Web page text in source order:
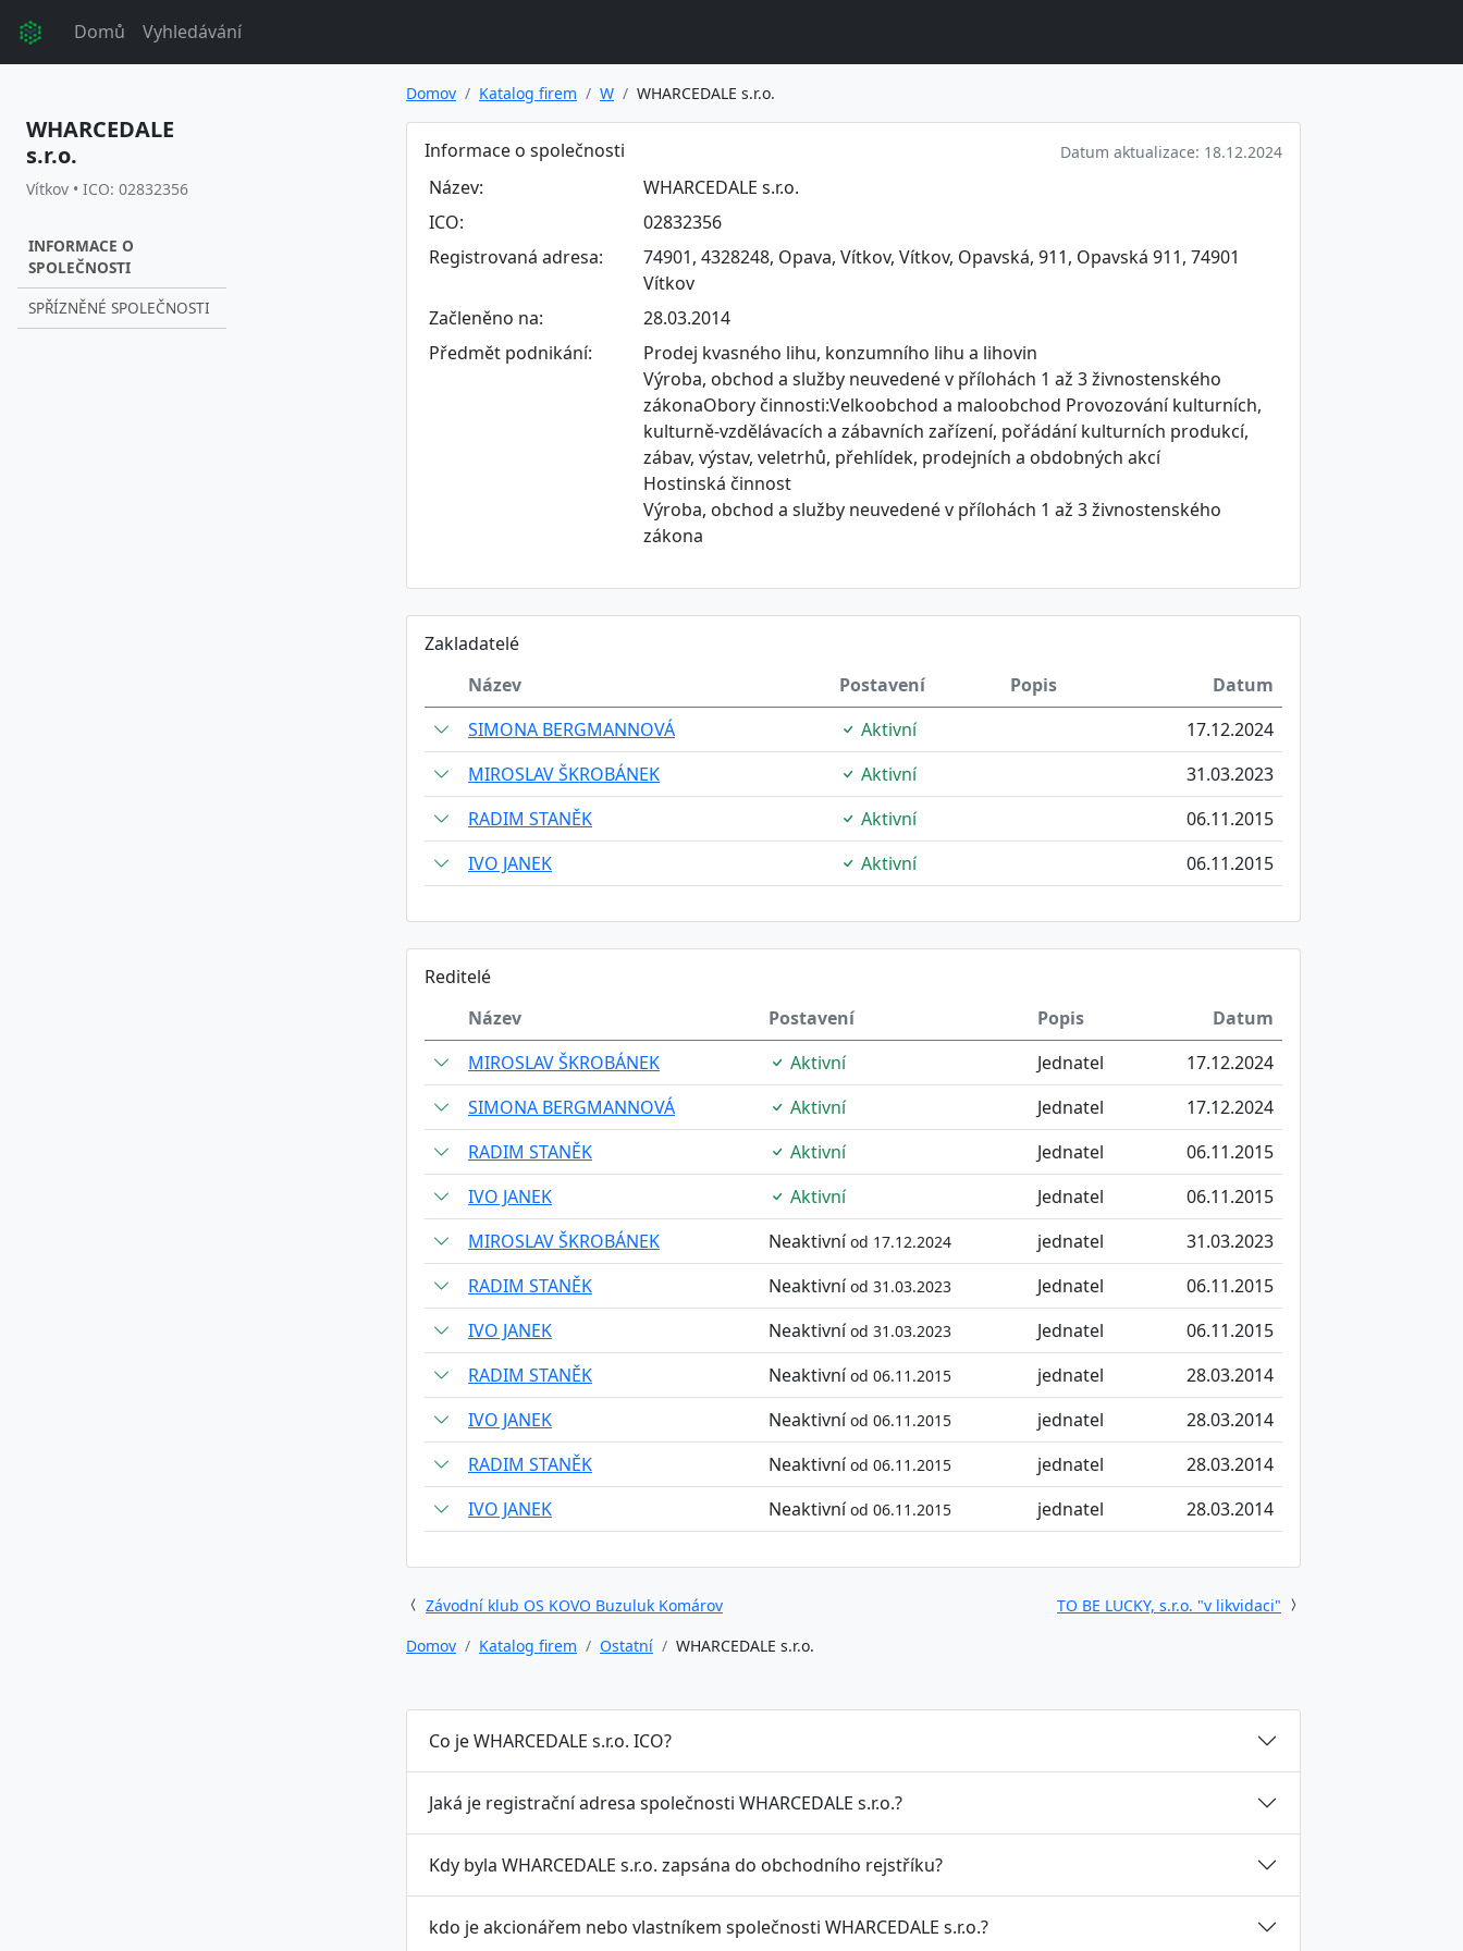
Domů Vyhledávání
WHARCEDALE
s.r.o.
Vítkov • ICO: 02832356
INFORMACE O
SPOLEČNOSTI
SPŘÍZNĚNÉ SPOLEČNOSTI
Domov Katalog firem W WHARCEDALE s.r.o.
Informace o společnosti Datum aktualizace: 18.12.2024
Název:
WHARCEDALE s.r.o.
ICO:
02832356
Registrovaná adresa:
74901, 4328248, Opava, Vítkov, Vítkov, Opavská, 911, Opavská 911, 74901
Vítkov
Začleněno na:
28.03.2014
Předmět podnikání:
Prodej kvasného lihu, konzumního lihu a lihovin
Výroba, obchod a služby neuvedené v přílohách 1 až 3 živnostenského
zákonaObory činnosti:Velkoobchod a maloobchod Provozování kulturních,
kulturně-vzdělávacích a zábavních zařízení, pořádání kulturních produkcí,
zábav, výstav, veletrhů, přehlídek, prodejních a obdobných akcí
Hostinská činnost
Výroba, obchod a služby neuvedené v přílohách 1 až 3 živnostenského
zákona
Zakladatelé
Název
Postavení Popis
Datum
SIMONA BERGMANNOVÁ
Aktivní
17.12.2024
MIROSLAV ŠKROBÁNEK
Aktivní
31.03.2023
RADIM STANĚK
Aktivní
06.11.2015
IVO JANEK
Aktivní 06.11.2015
Reditelé
Název
Postavení Popis
Datum
MIROSLAV ŠKROBÁNEK
Aktivní Jednatel
17.12.2024
SIMONA BERGMANNOVÁ
Aktivní Jednatel
17.12.2024
RADIM STANĚK
Aktivní Jednatel
06.11.2015
IVO JANEK
Aktivní Jednatel
06.11.2015
MIROSLAV ŠKROBÁNEK
Neaktivníod 17.12.2024 jednatel
31.03.2023
RADIM STANĚK
Neaktivníod 31.03.2023 Jednatel
06.11.2015
IVO JANEK
Neaktivníod 31.03.2023 Jednatel
06.11.2015
RADIM STANĚK
Neaktivníod 06.11.2015 jednatel
28.03.2014
IVO JANEK
Neaktivníod 06.11.2015 jednatel
28.03.2014
RADIM STANĚK
Neaktivníod 06.11.2015 jednatel
28.03.2014
IVO JANEK
Neaktivníod 06.11.2015 jednatel 28.03.2014
Závodní klub OS KOVO Buzuluk Komárov
TO BE LUCKY, s.r.o. "v likvidaci"
Domov
Katalog firem Ostatní WHARCEDALE s.r.o.
Co je WHARCEDALE s.r.o. ICO?
Jaká je registrační adresa společnosti WHARCEDALE s.r.o.?
Kdy byla WHARCEDALE s.r.o. zapsána do obchodního rejstříku?
kdo je akcionářem nebo vlastníkem společnosti WHARCEDALE s.r.o.?